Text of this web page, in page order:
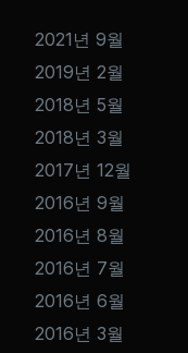
2021년 9월
2019년 2월
2018년 5월
2018년 3월
2017년 12월
2016년 9월
2016년 8월
2016년 7월
2016년 6월
2016년 3월